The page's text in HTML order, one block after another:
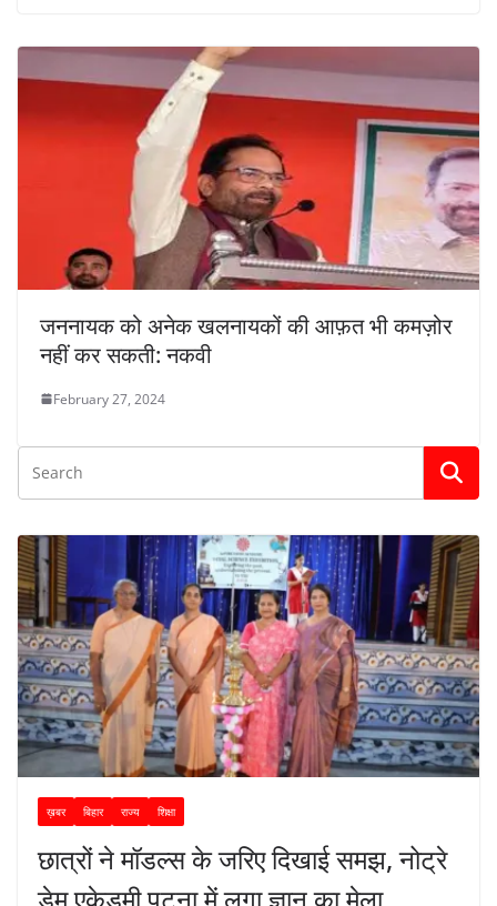
जननायक को अनेक खलनायकों की आफ़त भी कमज़ोर
नहीं कर सकती: नकवी
February 27, 2024
ख़बर बिहार राज्य शिक्षा
छात्रों ने मॉडल्स के जरिए दिखाई समझ, नोट्रे